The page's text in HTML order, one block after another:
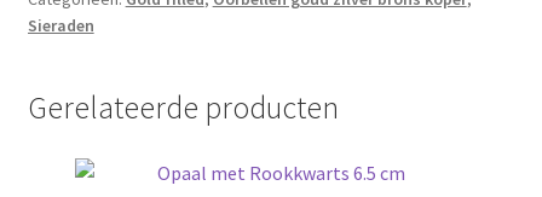
Sieraden
Gerelateerde producten